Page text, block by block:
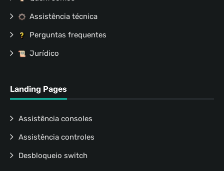
Assistência técnica
Perguntas frequentes
Jurídico
Landing Pages
Assistência consoles
Assistência controles
Desbloqueio switch